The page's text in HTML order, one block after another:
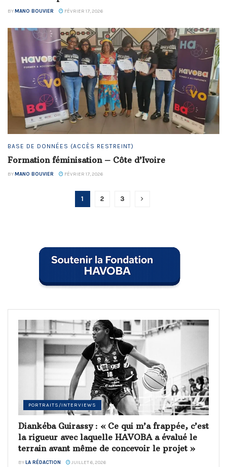
BYMANO BOUVIER FÉVRIER 17, 2026
BASE DE DONNÉES (ACCÈS RESTREINT)
Formation féminisation – Côte d’Ivoire
BYMANO BOUVIER FÉVRIER 17, 2026
1 2 3
PORTRAITS/INTERVIEWS
Diankéba Guirassy : « Ce qui m’a frappée, c’est
la rigueur avec laquelle HAVOBA a évalué le
terrain avant même de concevoir le projet »
BYLA RÉDACTION JUILLET 6, 2026